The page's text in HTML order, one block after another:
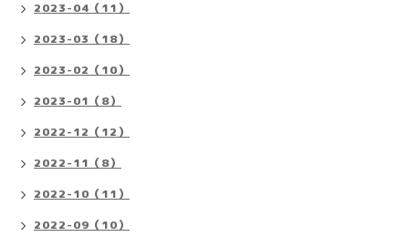
2023-04（11）
2023-03（18）
2023-02（10）
2023-01（8）
2022-12（12）
2022-11（8）
2022-10（11）
2022-09（10）